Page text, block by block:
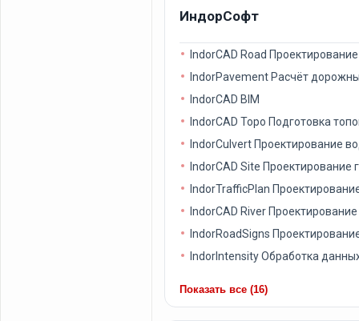
ИндорСофт
IndorCAD Road
IndorPavement Расчёт
IndorCAD BIM
IndorCAD Topo Подготовка
IndorCulvert Проектирование
IndorCAD Site Проектирование
IndorTrafficPlan
IndorCAD River
IndorRoadSigns
IndorIntensity Обработка
Показать все (16)